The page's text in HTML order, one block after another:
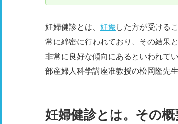
妊婦健診とは、 妊娠した方が受ける
常に綿密に行われており、その結果
非常に良好な傾向にあるといわれて
部産婦人科学講座准教授の松岡隆先
妊婦健診とは。その